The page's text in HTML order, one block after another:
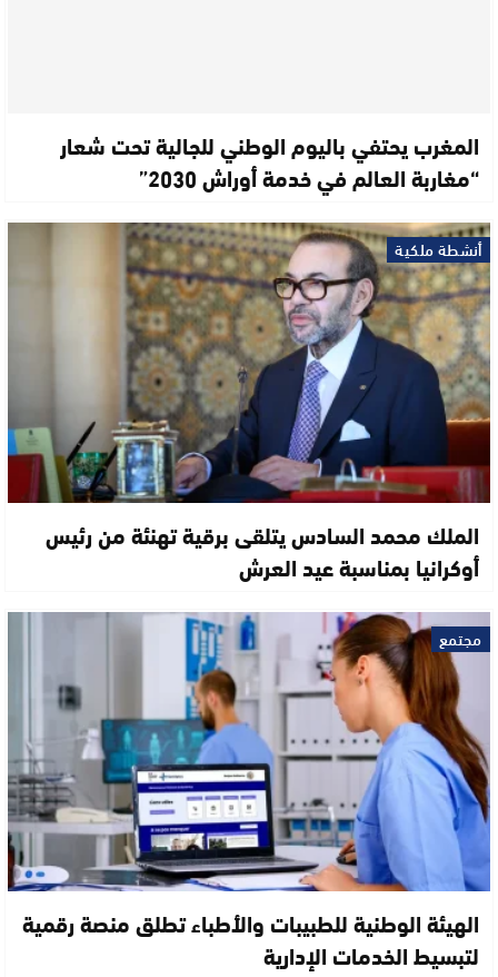
المغرب يحتفي باليوم الوطني للجالية تحت شعار
“مغاربة العالم في خدمة أوراش 2030”
أنشطة ملكية
الملك محمد السادس يتلقى برقية تهنئة من رئيس
أوكرانيا بمناسبة عيد العرش
مجتمع
الهيئة الوطنية للطبيبات والأطباء تطلق منصة رقمية
لتبسيط الخدمات الإدارية